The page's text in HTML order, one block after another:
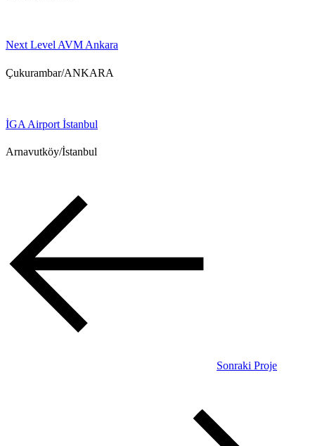
Next Level AVM Ankara
Çukurambar/ANKARA
İGA Airport İstanbul
Arnavutköy/İstanbul
Sonraki Proje